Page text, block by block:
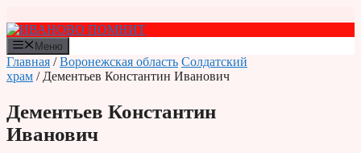
к
содержимому
Меню
Главная /Воронежская область Солдатский
храм / Дементьев Константин Иванович
Дементьев Константин
Иванович